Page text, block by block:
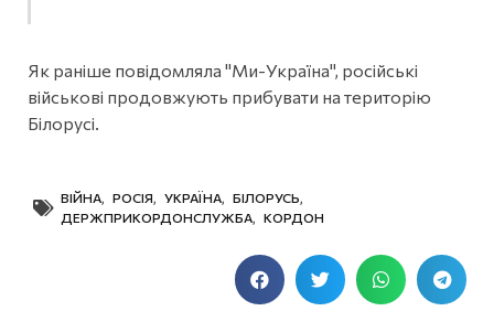
Як раніше повідомляла "Ми-Україна", російські
військові продовжують прибувати на територію
Білорусі.
ВІЙНА, РОСІЯ, УКРАЇНА, БІЛОРУСЬ,
ДЕРЖПРИКОРДОНСЛУЖБА, КОРДОН